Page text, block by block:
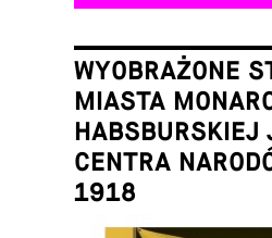
WYOBRAŻONE
MIASTA
HABSBURSKIEJ
CENTRA
1918
Łukasz Galusek